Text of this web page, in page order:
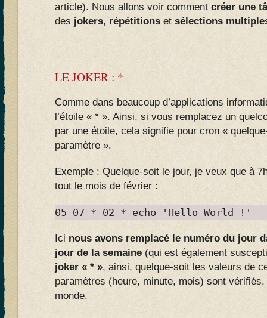
article). Nous allons voir comment créer une
des jokers,répétitions et sélections
LE JOKER : *
Comme dans beaucoup d’applications
l’étoile « * ». Ainsi, si vous remplacez un
par une étoile, cela signifie pour cron «
paramètre ».
Exemple : Quelque-soit le jour, je veux que à
tout le mois de février :
05 07 * 02 * echo 'Hello World !'
Ici nous avons remplacé le numéro du jour
jour de la semaine (qui est également
joker « * », ainsi, quelque-soit les valeurs de
paramètres (heure, minute, mois) sont
monde.